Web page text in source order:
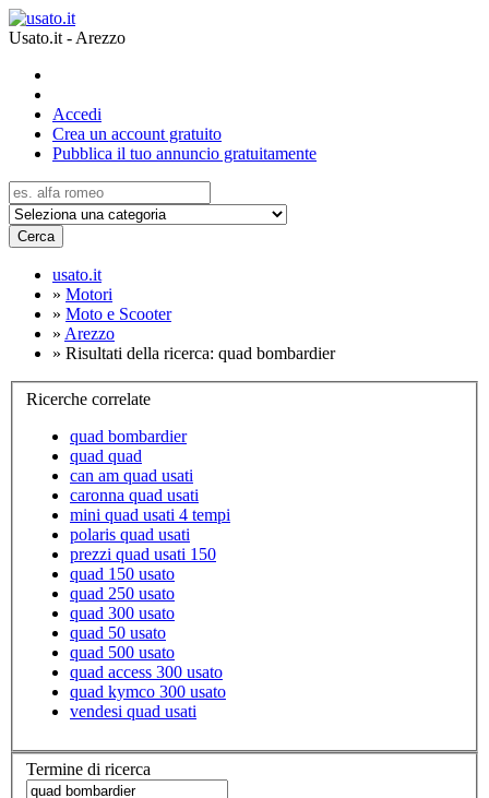
Usato.it - Arezzo
Accedi
Crea un account gratuito
Pubblica il tuo annuncio gratuitamente
Cerca
usato.it
» Motori
» Moto e Scooter
» Arezzo
» Risultati della ricerca: quad bombardier
Ricerche correlate
quad bombardier
quad quad
can am quad usati
caronna quad usati
mini quad usati 4 tempi
polaris quad usati
prezzi quad usati 150
quad 150 usato
quad 250 usato
quad 300 usato
quad 50 usato
quad 500 usato
quad access 300 usato
quad kymco 300 usato
vendesi quad usati
Termine di ricerca